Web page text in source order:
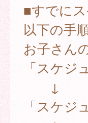
■すでに
以下の手
お子さん
「スケジ
↓
「スケジ